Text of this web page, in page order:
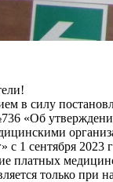
в силу
«Об
с 1 сентября 2023
платных
только при